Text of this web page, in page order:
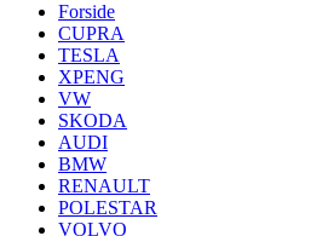
Forside
CUPRA
TESLA
XPENG
VW
SKODA
AUDI
BMW
RENAULT
POLESTAR
VOLVO